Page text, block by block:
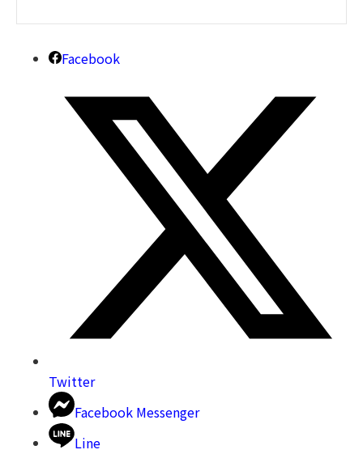
Facebook
Twitter
Facebook Messenger
Line